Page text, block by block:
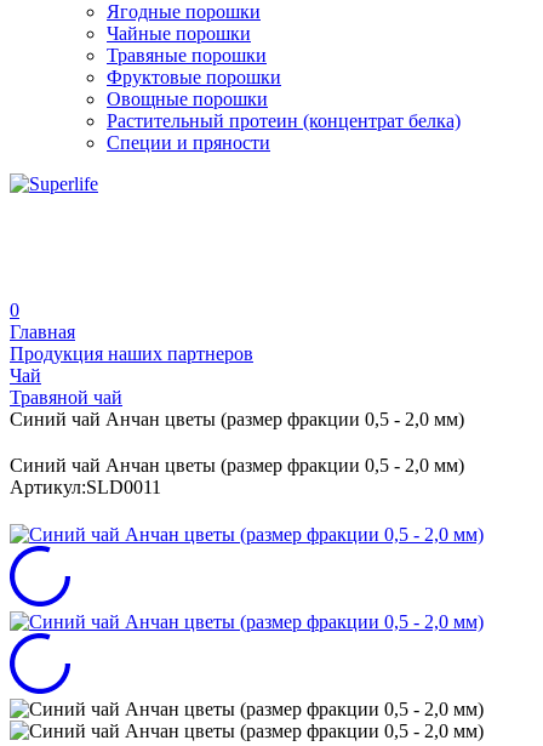
Ягодные порошки
Чайные порошки
Травяные порошки
Фруктовые порошки
Овощные порошки
Растительный протеин (концентрат белка)
Специи и пряности
0
Главная
Продукция наших партнеров
Чай
Травяной чай
Синий чай Анчан цветы (размер фракции 0,5 - 2,0 мм)
Синий чай Анчан цветы (размер фракции 0,5 - 2,0 мм)
Артикул:SLD0011